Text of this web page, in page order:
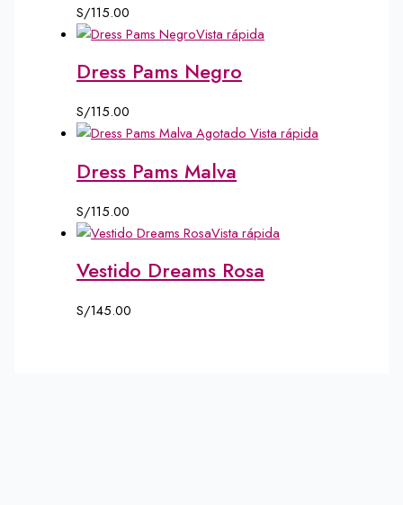
S/115.00
Vista rápida
Dress Pams Negro
S/115.00
Agotado Vista rápida
Dress Pams Malva
S/115.00
Vista rápida
Vestido Dreams Rosa
S/145.00